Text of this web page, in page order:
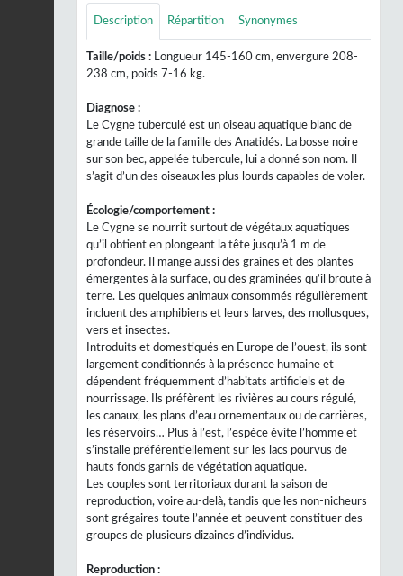
Description Répartition Synonymes
Taille/poids : Longueur 145-160 cm, envergure 208-
238 cm, poids 7-16 kg.
Diagnose :
Le Cygne tuberculé est un oiseau aquatique blanc de
grande taille de la famille des Anatidés. La bosse noire
sur son bec, appelée tubercule, lui a donné son nom. Il
s’agit d’un des oiseaux les plus lourds capables de voler.
Écologie/comportement :
Le Cygne se nourrit surtout de végétaux aquatiques
qu’il obtient en plongeant la tête jusqu’à 1 m de
profondeur. Il mange aussi des graines et des plantes
émergentes à la surface, ou des graminées qu’il broute à
terre. Les quelques animaux consommés régulièrement
incluent des amphibiens et leurs larves, des mollusques,
vers et insectes.
Introduits et domestiqués en Europe de l’ouest, ils sont
largement conditionnés à la présence humaine et
dépendent fréquemment d’habitats artificiels et de
nourrissage. Ils préfèrent les rivières au cours régulé,
les canaux, les plans d’eau ornementaux ou de carrières,
les réservoirs… Plus à l’est, l’espèce évite l’homme et
s’installe préférentiellement sur les lacs pourvus de
hauts fonds garnis de végétation aquatique.
Les couples sont territoriaux durant la saison de
reproduction, voire au-delà, tandis que les non-nicheurs
sont grégaires toute l’année et peuvent constituer des
groupes de plusieurs dizaines d’individus.
Reproduction :